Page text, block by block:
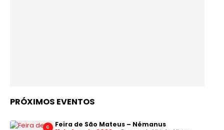
PRÓXIMOS EVENTOS
C Feira de São Mateus – Némanus